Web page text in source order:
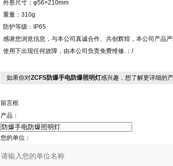
外形尺寸：φ56×210mm
重量：310g
防护等级：IP65
感谢您浏览信息，与本公司真诚合作、共创辉煌，本公司产品
使用下出现任何故障，由本公司负责免费维修.：/
如果你对ZCFS防爆手电防爆照明灯感兴趣，想了解更详细的
留言框
产品：
您的单位：